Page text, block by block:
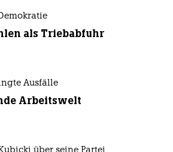
als Triebabfuhr
Ausfälle
Arbeitswelt